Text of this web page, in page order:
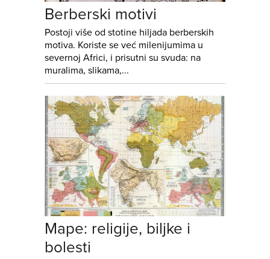
Berberski motivi
Postoji više od stotine hiljada berberskih
motiva. Koriste se već milenijumima u
severnoj Africi, i prisutni su svuda: na
muralima, slikama,...
Mape: religije, biljke i
bolesti